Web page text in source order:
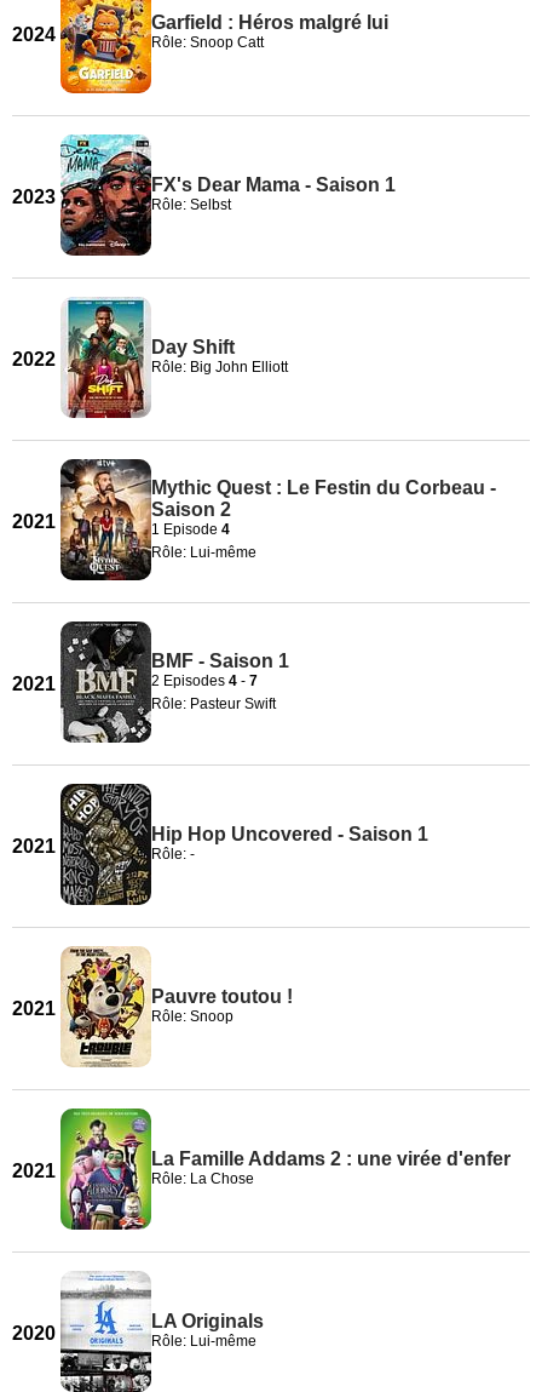
2024
Garfield : Héros malgré lui
Rôle: Snoop Catt
2023
FX's Dear Mama - Saison 1
Rôle: Selbst
2022
Day Shift
Rôle: Big John Elliott
2021
Mythic Quest : Le Festin du Corbeau -
Saison 2
1 Episode 4
Rôle: Lui-même
2021
BMF - Saison 1
2 Episodes 4 - 7
Rôle: Pasteur Swift
2021
Hip Hop Uncovered - Saison 1
Rôle: -
2021
Pauvre toutou !
Rôle: Snoop
2021
La Famille Addams 2 : une virée d'enfer
Rôle: La Chose
2020
LA Originals
Rôle: Lui-même